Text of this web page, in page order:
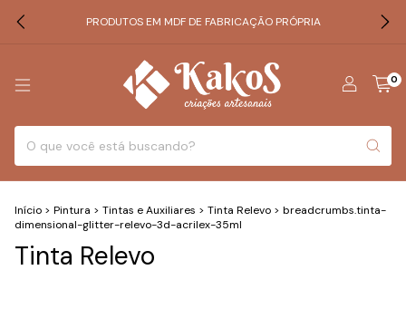
PRODUTOS EM MDF DE FABRICAÇÃO PRÓPRIA
0
Início > Pintura > Tintas e Auxiliares > Tinta Relevo > breadcrumbs.tinta-
dimensional-glitter-relevo-3d-acrilex-35ml
Tinta Relevo